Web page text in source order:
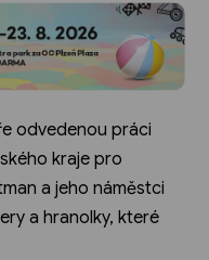
odvedenou práci
kraje pro
a jeho náměstci
a hranolky, které